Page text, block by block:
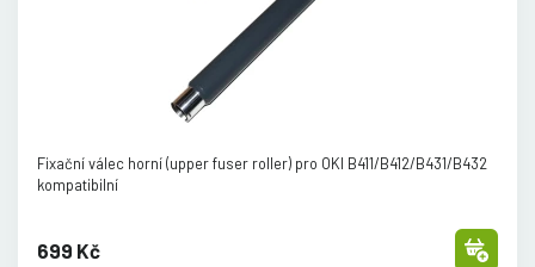
Fixační válec horní (upper fuser roller) pro OKI B411/B412/B431/B432
kompatibilní
699 Kč